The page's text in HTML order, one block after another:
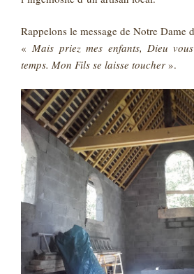
Rappelons le message de Notre Dame
«Mais priez mes enfants, Dieu
temps. Mon Fils se laisse toucher ».